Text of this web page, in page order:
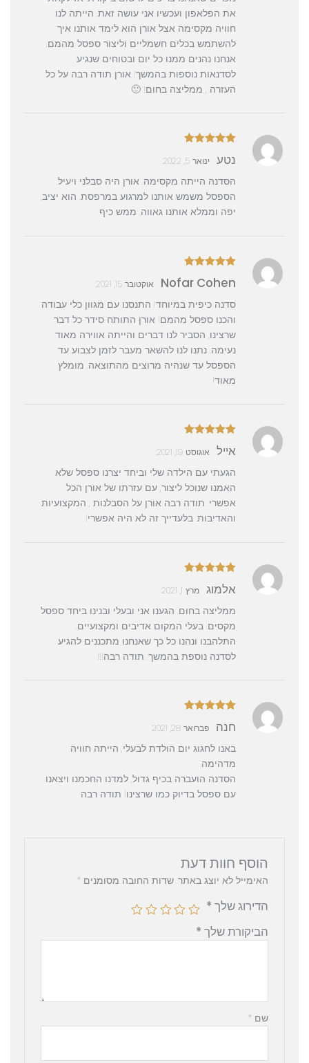
את הפלאפון ועכשיו אני עושה זאת. הייתה לנו
חוויה מקסימה אצל אורן הוא לימד אותנו איך
להשתמש בכלים חשמליים וליצור ספסל מהמם.
אנחנו נהנים ממנו כל יום ובטוחים שנגיע
לסדנאות נוספות בהמשך! אורן תודה רבה על כל
העזרה , ממליצה בחום! 🙂
5
נטע ינואר 5, 2022
הסדנה הייתה מקסימה. אורן היה סבלני ויעיל.
הספסל משמש אותנו למרגוע במרפסת. הוא יציב,
יפה וממלא אותנו גאווה. ממש כיף
5
Nofar Cohen אוקטובר 15, 2021
סדנה כיפית במיוחד! התנסנו עם מגוון כלי עבודה
והכנו ספסל מהמם! אורן התותח סידר כל דבר
שרצינו, הסביר לנו דברים והייתה אווירה מאוד
נעימה. נתנו לנו להשאר מעבר לזמן לצבוע עד
הספסל עד שנהיה מרוצים מהתוצאה. מומלץ
מאוד!
דורג5
5
אייל אוגוסט 19, 2021
הגעתי עם הילדה שלי וביחד יצרנו ספסל שלא
האמנו שנוכל ליצור, עם עזרתו של אורן הכל
אפשרי. תודה רבה אורן על הסבלנות , המקצועיות
והאדיבות. בלעדייך זה לא היה אפשרי!
דורג
5
אלמוג מרץ 1, 2021
ממליצה בחום. הגענו אני ובעלי ובנינו ביחד ספסל
מקסים. בעלי המקום אדיבים ומקצועיים.
התלהבנו ונהנו כל כך שאנחנו מתכננים להגיע
לסדנה נוספת בהמשך. תודה רבה!!!
5חנה פברואר 28, 2021
באנו לחגוג יום הולדת לבעלי, הייתה חוויה
מדהימה.
הסדנה הועברה בכיף גדול, למדנו החכמנו ויצאנו
עם ספסל בדיוק כמו שרצינו! תודה רבה
הוסף חוות דעת
האימייל לא יוצג באתר. שדות החובה מסומנים*
הדירוג שלך *
הביקורת שלך *
שם*